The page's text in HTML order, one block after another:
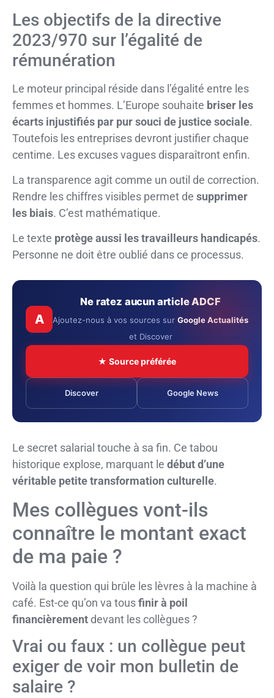
Les objectifs de la directive
2023/970 sur l’égalité de
rémunération
Le moteur principal réside dans l’égalité entre les
femmes et hommes. L’Europe souhaite briser les
écarts injustifiés par pur souci de justice sociale.
Toutefois les entreprises devront justifier chaque
centime. Les excuses vagues disparaîtront enfin.
La transparence agit comme un outil de correction.
Rendre les chiffres visibles permet de supprimer
les biais. C’est mathématique.
Le texte protège aussi les travailleurs handicapés.
Personne ne doit être oublié dans ce processus.
A
Ne ratez aucun article ADCF
Ajoutez-nous à vos sources sur Google Actualités
et Discover
★ Source préférée
Discover Google News
Le secret salarial touche à sa fin. Ce tabou
historique explose, marquant le début d’une
véritable petite transformation culturelle.
Mes collègues vont-ils
connaître le montant exact
de ma paie ?
Voilà la question qui brûle les lèvres à la machine à
café. Est-ce qu’on va tousfinir à poil
financièrement devant les collègues ?
Vrai ou faux : un collègue peut
exiger de voir mon bulletin de
salaire ?